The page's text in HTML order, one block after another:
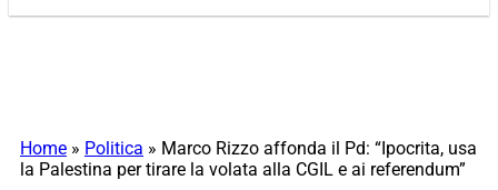
Home » Politica » Marco Rizzo affonda il Pd: “Ipocrita, usa
la Palestina per tirare la volata alla CGIL e ai referendum”